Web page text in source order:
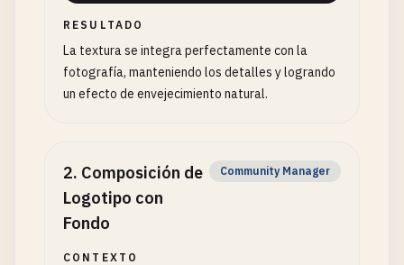
RESULTADO
La textura se integra perfectamente con la
fotografía, manteniendo los detalles y logrando
un efecto de envejecimiento natural.
2. Composición de
Logotipo con
Fondo
Community Manager
CONTEXTO